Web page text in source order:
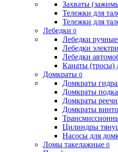
Захваты
Тележки для
Тележки для
Лебедки 0
Лебедки ручные
Лебедки
Лебедки
Канаты (тросы)
Домкраты 0
Домкраты
Домкраты
Домкраты
Домкраты
Цилиндры
Насосы для
Ломы такелажные 0